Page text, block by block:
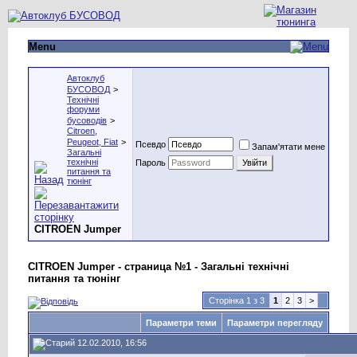
Menu
Автоклуб
БУСОВОД >
Технічні
форуми
бусоводів >
Citroen,
Peugeot, Fiat >
Загальні
технічні
питання та
тюнінг
CITROEN Jumper
Псевдо
Запам'ятати мене
Пароль
CITROEN Jumper - страница №1 - Загальні технічні
питання та тюнінг
Сторінка 1 з 3 1 2 3 >
Параметри теми Параметри перегляду
12.02.2010, 16:56